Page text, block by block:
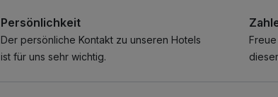
Persönlichkeit
Der persönliche Kontakt zu unseren Hotels
ist für uns sehr wichtig.